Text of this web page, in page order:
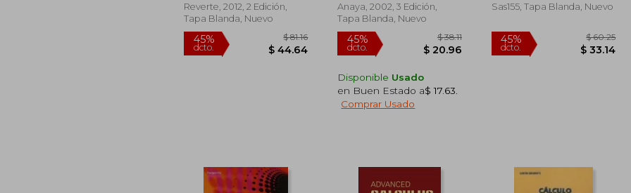
Reverte, 2012, 2 Edición,
Tapa Blanda, Nuevo
Anaya, 2002, 3 Edición,
Tapa Blanda, Nuevo
Disponible Usado
en Buen Estado a$ 17.63
Comprar Usado
Sas155, Tapa Blanda, Nuevo